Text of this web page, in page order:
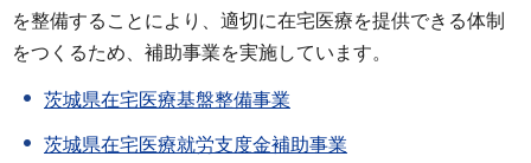
を整備することにより、適切に在宅医療を提供できる体制
をつくるため、補助事業を実施しています。
茨城県在宅医療基盤整備事業
茨城県在宅医療就労支度金補助事業